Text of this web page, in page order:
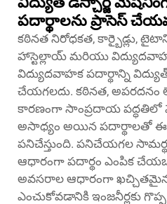
పదార్థాలను ప్రాసెస్
కఠినత నిరోధకత, కార్బైడ్లు,
హాస్టెల్లాయ్ మరియు
విద్యుదవాహక పదార్థాన్ని
చేయగలదు. కఠినత,
కారణంగా సాంప్రదాయ పద్ధతిలో
అసాధ్యం అయిన పదార్థాలతో ఈ
పనిచేస్తుంది. పనిచేయగల
ఆధారంగా పదార్థం ఎంపిక
అవసరాల ఆధారంగా ఖచ్చితమైన
ఎంచుకోవడానికి ఇంజనీర్లకు